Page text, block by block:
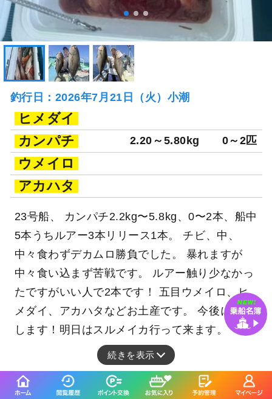
釣行日：2026年7月21日（火）小潮
ヒメダイ
カンパチ
2.20～5.80kg 0～2匹
ウメイロ
アカハタ
23号船、 カンパチ2.2kg〜5.8kg、0〜2本、船中
5本うちルアー3本リリース1本。 チビ、中、
中々食わずデカムロ勝負でした。 暴れますが
中々食い込まず苦戦です。 ルアー触り少なかっ
たですがいい人で2本です！ 五目ウメイロ、ヒ
メダイ、アカハタなどお土産です。 今後に期待
します！明日はスルメイカ行って来ます。
続きを表示
◆銭洲遠征◆プラン （エサ釣り36,000